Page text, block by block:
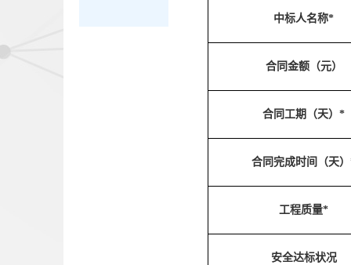
中标人名称*
合同金额（元）
合同工期（天）*
合同完成时间（天
工程质量*
安全达标状况